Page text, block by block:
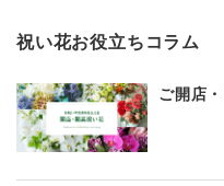
祝い花お役立ちコラム
ご開店